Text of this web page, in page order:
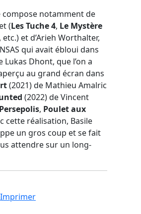
compose notamment de
(Les Tuche 4, Le Mystère
, etc.) et d’Arieh Worthalter,
qui avait ébloui dans
Lukas Dhont, que l’on a
au grand écran dans
(2021) de Mathieu Amalric
(2022) de Vincent
Persepolis, Poulet aux
cette réalisation, Basile
un gros coup et se fait
attendre sur un long-
Imprimer